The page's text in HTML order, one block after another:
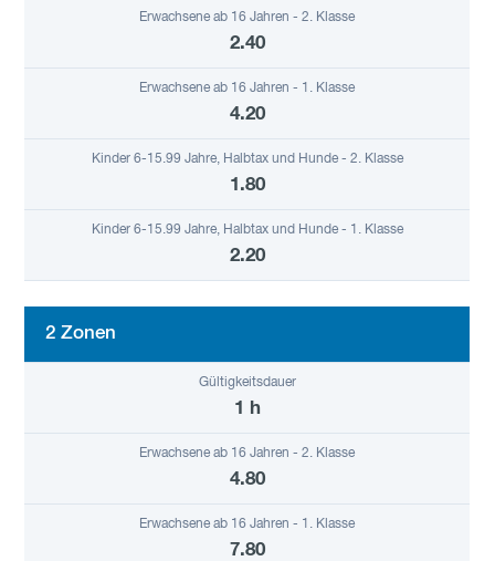
2.40
4.20
1.80
2.20
2 Zonen
1 h
4.80
7.80